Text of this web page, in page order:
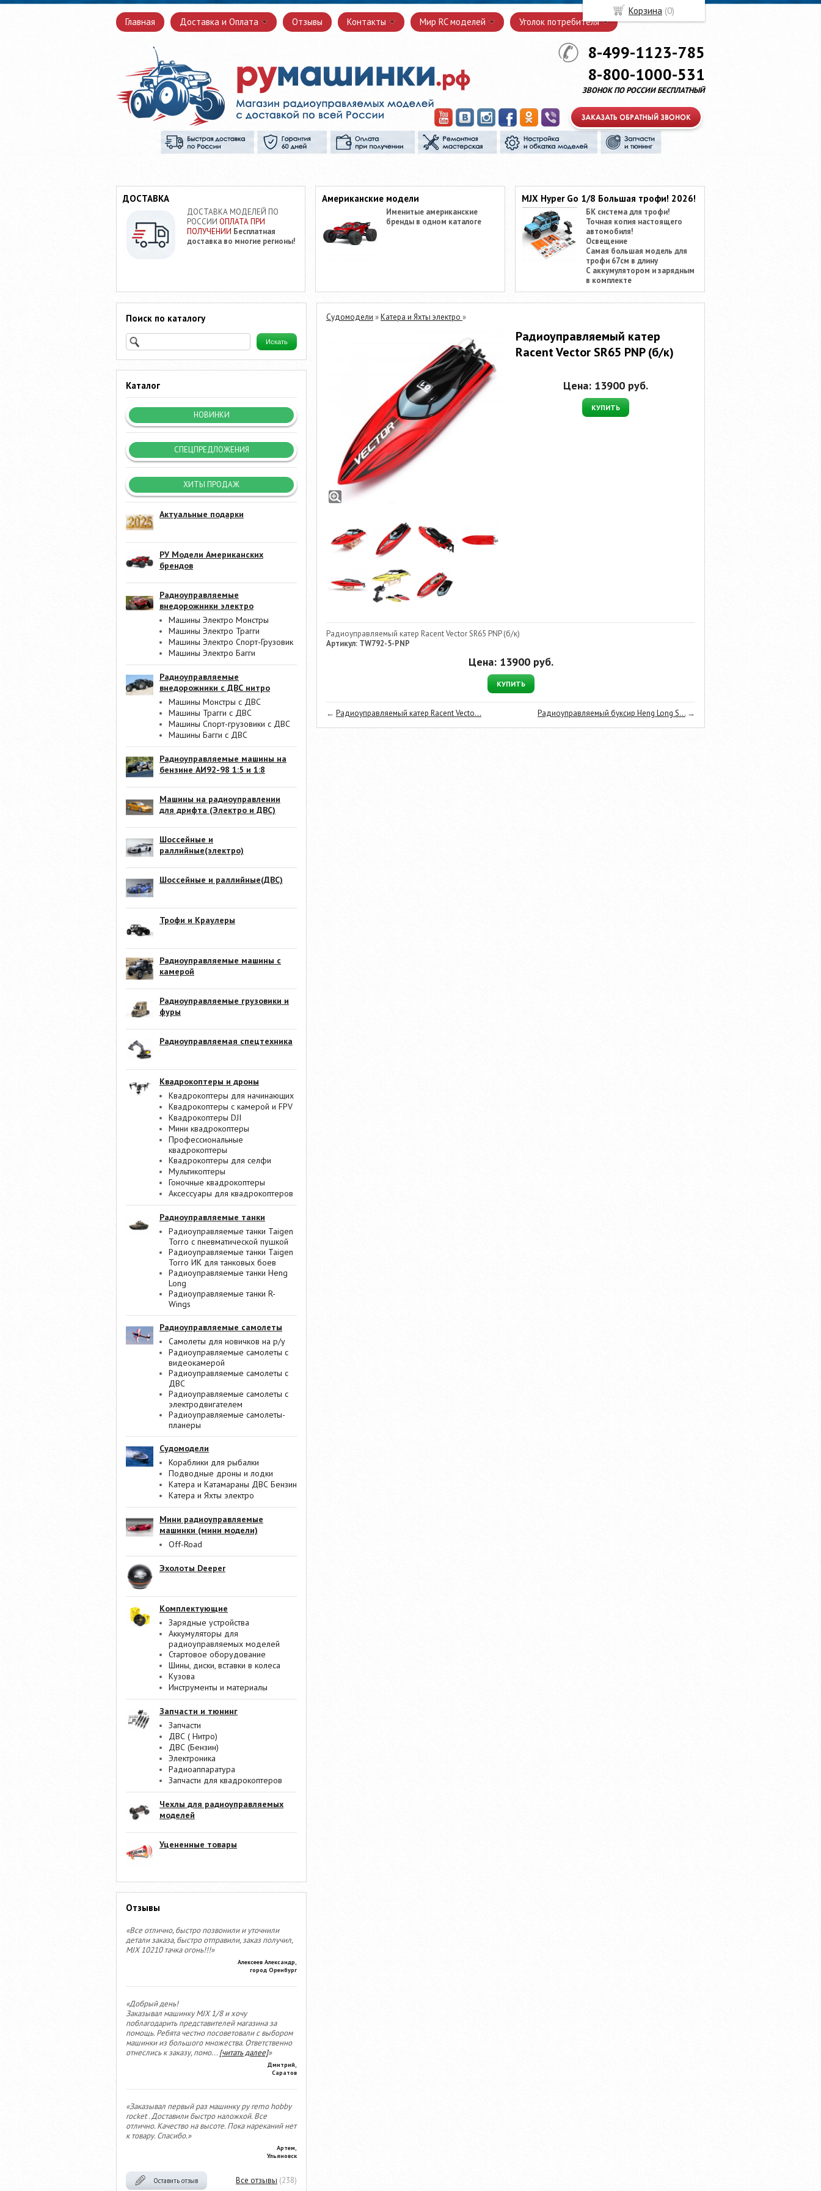
Главная Доставка и Оплата Отзывы Контакты Мир RC моделей Уголок потребителя
8-499-1123-785
8-800-1000-531
ЗВОНОК ПО РОССИИ БЕСПЛАТНЫЙ
ДОСТАВКА
ДОСТАВКА МОДЕЛЕЙ ПО
РОССИИ ОПЛАТА ПРИ
ПОЛУЧЕНИИ Бесплатная
доставка во многие регионы!
Американские модели
Именитые американские
бренды в одном каталоге
MJX Hyper Go 1/8 Большая трофи! 2026!
БК система для трофи!
Точная копия настоящего
автомобиля!
Освещение
Самая большая модель для
трофи 67см в длину
С аккумулятором и зарядным
в комплекте
Поиск по каталогу
Каталог
НОВИНКИ
СПЕЦПРЕДЛОЖЕНИЯ
ХИТЫ ПРОДАЖ
Актуальные подарки
РУ Модели Американских
брендов
Радиоуправляемые
внедорожники электро
Машины Электро Монстры
Машины Электро Трагги
Машины Электро Спорт-Грузовик
Машины Электро Багги
Радиоуправляемые
внедорожники с ДВС нитро
Машины Монстры с ДВС
Машины Трагги с ДВС
Машины Спорт-грузовики с ДВС
Машины Багги с ДВС
Радиоуправляемые машины на
бензине АИ92-98 1:5 и 1:8
Машины на радиоуправлении
для дрифта (Электро и ДВС)
Шоссейные и
раллийные(электро)
Шоссейные и раллийные(ДВС)
Трофи и Краулеры
Радиоуправляемые машины с
камерой
Радиоуправляемые грузовики и
фуры
Радиоуправляемая спецтехника
Квадрокоптеры и дроны
Квадрокоптеры для начинающих
Квадрокоптеры с камерой и FPV
Квадрокоптеры DJI
Мини квадрокоптеры
Профессиональные
квадрокоптеры
Квадрокоптеры для селфи
Мультикоптеры
Гоночные квадрокоптеры
Аксессуары для квадрокоптеров
Радиоуправляемые танки
Радиоуправляемые танки Taigen
Torro с пневматической пушкой
Радиоуправляемые танки Taigen
Torro ИК для танковых боев
Радиоуправляемые танки Heng
Long
Радиоуправляемые танки R-
Wings
Радиоуправляемые самолеты
Самолеты для новичков на р/у
Радиоуправляемые самолеты с
видеокамерой
Радиоуправляемые самолеты с
ДВС
Радиоуправляемые самолеты с
электродвигателем
Радиоуправляемые самолеты-
планеры
Судомодели
Кораблики для рыбалки
Подводные дроны и лодки
Катера и Катамараны ДВС Бензин
Катера и Яхты электро
Мини радиоуправляемые
машинки (мини модели)
Off-Road
Эхолоты Deeper
Комплектующие
Зарядные устройства
Аккумуляторы для
радиоуправляемых моделей
Стартовое оборудование
Шины, диски, вставки в колеса
Кузова
Инструменты и материалы
Запчасти и тюнинг
Запчасти
ДВС ( Нитро)
ДВС (Бензин)
Электроника
Радиоаппаратура
Запчасти для квадрокоптеров
Чехлы для радиоуправляемых
моделей
Уцененные товары
Отзывы
«Все отлично, быстро позвонили и уточнили
детали заказа, быстро отправили, заказ получил,
MJX 10210 тачка огонь!!!»
Алексеев Александр,
город Оренбург
«Добрый день!
Заказывал машинку MJX 1/8 и хочу
поблагодарить представителей магазина за
помощь. Ребята честно посоветовали с выбором
машинки из большого множества. Ответственно
отнеслись к заказу, помо...[читать далее]»
Дмитрий,
Саратов
«Заказывал первый раз машинку ру remo hobby
rocket . Доставили быстро наложкой. Все
отлично. Качество на высоте. Пока нареканий нет
к товару. Спасибо.»
Артем,
Ульяновск
Оставить отзыв Все отзывы (238)
Судомодели »Катера и Яхты электро »
Радиоуправляемый катер
Racent Vector SR65 PNP (б/к)
Цена: 13900руб.
КУПИТЬ
Радиоуправляемый катер Racent Vector SR65 PNP (б/к)
Артикул: TW792-5-PNP
Цена: 13900руб.
КУПИТЬ
← Радиоуправляемый катер Racent Vecto... Радиоуправляемый буксир Heng Long S... →
Корзина (0)